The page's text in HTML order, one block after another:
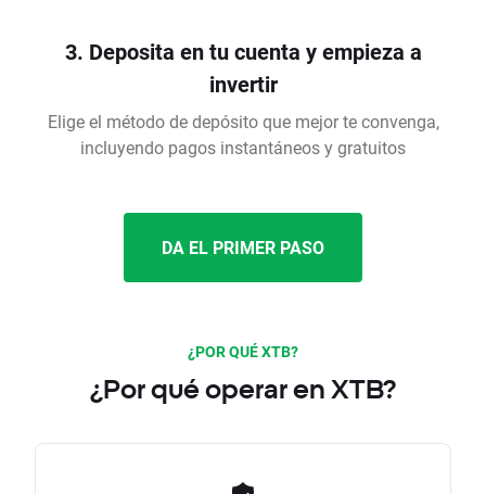
3. Deposita en tu cuenta y empieza a
invertir
Elige el método de depósito que mejor te convenga,
incluyendo pagos instantáneos y gratuitos
DA EL PRIMER PASO
¿POR QUÉ XTB?
¿Por qué operar en XTB?